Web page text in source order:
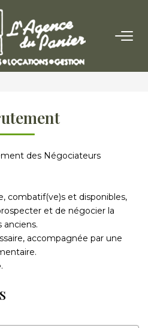
Aux Locataires
des Négociateurs
combatif(ve)s et disponibles,
et de négocier la
accompagnée par une
.